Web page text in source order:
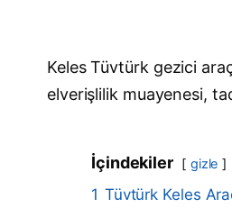
Keles Tüvtürk gezici
elverişlilik muayenesi,
İçindekiler gizle
1 Tüvtürk Keles